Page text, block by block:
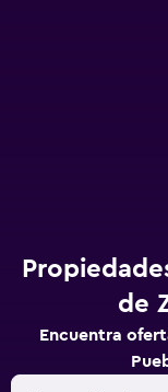
de
Encuentra